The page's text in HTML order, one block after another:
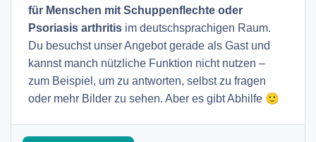
für Menschen mit Schuppenflechte oder
Psoriasis arthritis im deutschsprachigen Raum.
Du besuchst unser Angebot gerade als Gast und
kannst manch nützliche Funktion nicht nutzen –
zum Beispiel, um zu antworten, selbst zu fragen
oder mehr Bilder zu sehen. Aber es gibt Abhilfe 🙂